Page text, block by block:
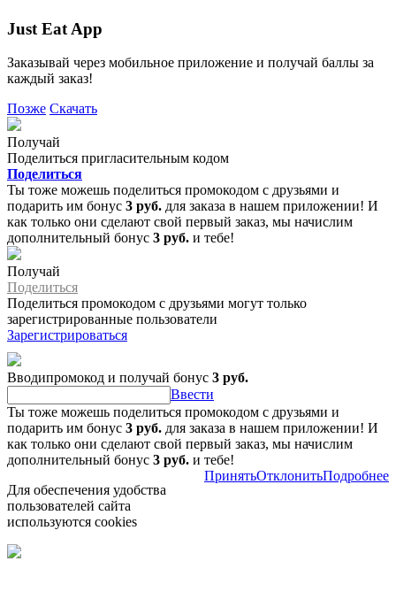
Just Eat App
Заказывай через мобильное приложение и получай баллы за
каждый заказ!
Позже Скачать
Получай
Поделиться пригласительным кодом
Поделиться
Ты тоже можешь поделиться промокодом с друзьями и
подарить им бонус 3 руб. для заказа в нашем приложении! И
как только они сделают свой первый заказ, мы начислим
дополнительный бонус 3 руб. и тебе!
Получай
Поделиться
Поделиться промокодом с друзьями могут только
зарегистрированные пользователи
Зарегистрироваться
Вводипромокод и получай бонус 3 руб.
Ввести
Ты тоже можешь поделиться промокодом с друзьями и
подарить им бонус 3 руб. для заказа в нашем приложении! И
как только они сделают свой первый заказ, мы начислим
дополнительный бонус 3 руб. и тебе!
Для обеспечения удобства
пользователей сайта
используются cookies
ПринятьОтклонитьПодробнее